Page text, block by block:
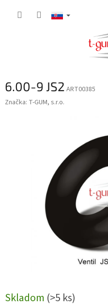
6.00-9 JS2 ART00385
Značka: T-GUM, s.r.o.
Skladom (>5 ks)